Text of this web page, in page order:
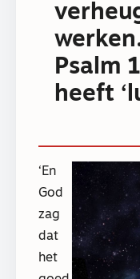
Psalm
heeft
‘En
God
zag
dat
het